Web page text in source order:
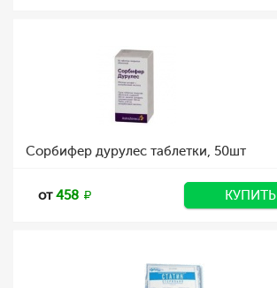
Сорбифер дурулес таблетки, 50шт
от458 КУПИТЬ